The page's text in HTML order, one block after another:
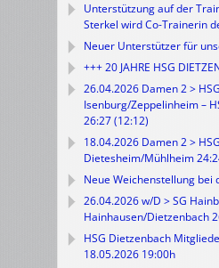
Unterstützung auf der
Sterkel wird Co-Trainerin
Neuer Unterstützer für
+++ 20 JAHRE HSG
26.04.2026 Damen 2 > HSG
Isenburg/Zeppelinheim –
26:27 (12:12)
18.04.2026 Damen 2 >
Dietesheim/Mühlheim
Neue Weichenstellung bei
26.04.2026 w/D > SG
Hainhausen/Dietzenbach
HSG Dietzenbach
18.05.2026 19:00h